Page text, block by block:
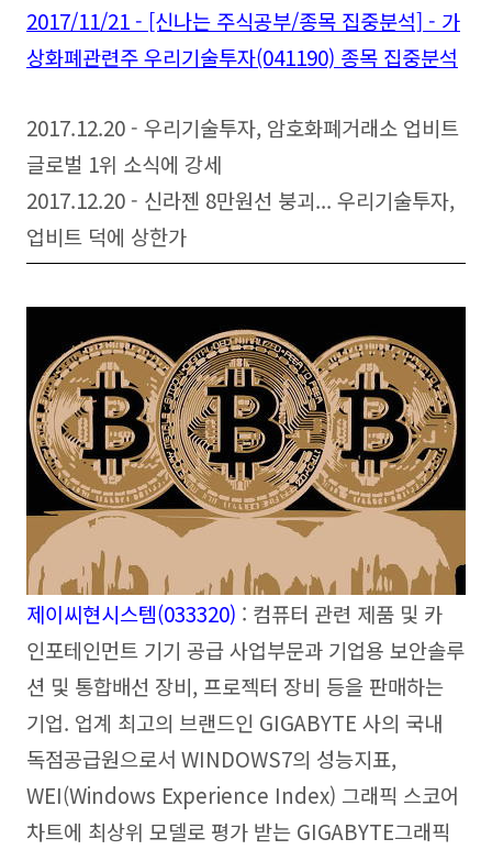
2017/11/21 - [신나는 주식공부/종목 집중분석] - 가
상화폐관련주 우리기술투자(041190) 종목 집중분석
2017.12.20 - 우리기술투자, 암호화폐거래소 업비트
글로벌 1위 소식에 강세
2017.12.20 - 신라젠 8만원선 붕괴... 우리기술투자,
업비트 덕에 상한가
제이씨현시스템(033320) : 컴퓨터 관련 제품 및 카
인포테인먼트 기기 공급 사업부문과 기업용 보안솔루
션 및 통합배선 장비, 프로젝터 장비 등을 판매하는
기업. 업계 최고의 브랜드인 GIGABYTE 사의 국내
독점공급원으로서 WINDOWS7의 성능지표,
WEI(Windows Experience Index) 그래픽 스코어
차트에 최상위 모델로 평가 받는 GIGABYTE그래픽